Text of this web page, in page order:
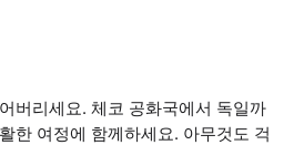
버리세요. 체코 공화국에서 독일까
한 여정에 함께하세요. 아무것도 걱